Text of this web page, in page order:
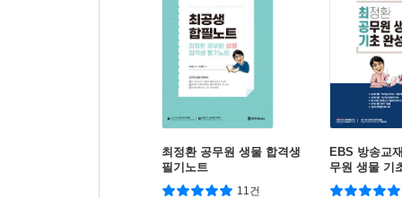
최정환 공무원 생물 합격생
필기노트
11건
EBS 방송교
무원 생물 기